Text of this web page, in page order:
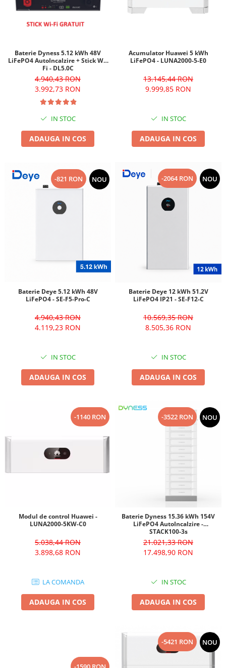
Baterie Dyness 5.12 kWh 48V
LiFePO4 AutoIncalzire + Stick Wi-
Fi - DL5.0C
4.940,43 RON
3.992,73 RON
IN STOC
ADAUGA IN COS
Acumulator Huawei 5 kWh
LiFePO4 - LUNA2000-5-E0
13.145,44 RON
9.999,85 RON
IN STOC
ADAUGA IN COS
-821 RON NOU
Baterie Deye 5.12 kWh 48V
LiFePO4 - SE-F5-Pro-C
4.940,43 RON
4.119,23 RON
IN STOC
ADAUGA IN COS
-2064 RON NOU
Baterie Deye 12 kWh 51.2V
LiFePO4 IP21 - SE-F12-C
10.569,35 RON
8.505,36 RON
IN STOC
ADAUGA IN COS
-1140 RON
Modul de control Huawei -
LUNA2000-5KW-C0
5.038,44 RON
3.898,68 RON
LA COMANDA
ADAUGA IN COS
-3522 RON NOU
Baterie Dyness 15.36 kWh 154V
LiFePO4 AutoIncalzire -
STACK100-3s
21.021,33 RON
17.498,90 RON
IN STOC
ADAUGA IN COS
-5421 RON NOU